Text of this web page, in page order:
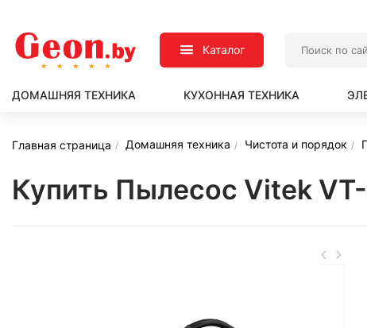
Каталог
ДОМАШНЯЯ ТЕХНИКА КУХОННАЯ ТЕХНИКА
Главная страница Домашняя техника Чистота и порядок
Купить Пылесос Vitek